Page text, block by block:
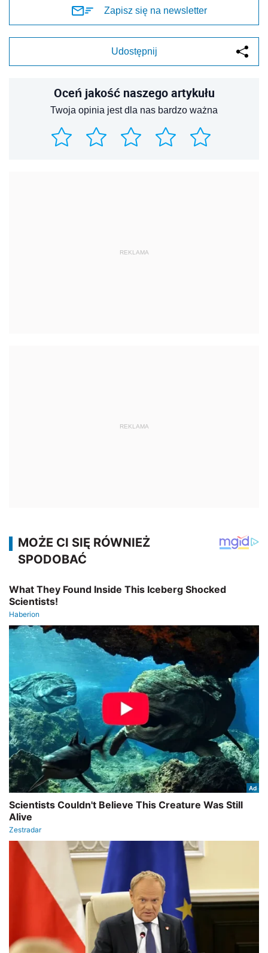
Zapisz się na newsletter
Udostępnij
Oceń jakość naszego artykułu
Twoja opinia jest dla nas bardzo ważna
REKLAMA
REKLAMA